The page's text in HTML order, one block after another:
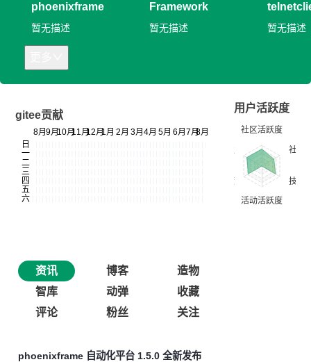
phoenixframe
暂无描述
Framework
暂无描述 暂无描述
gitee贡献
用户活跃度
资讯 博客
造物
智库
动弹
收藏
评论
粉丝 关注
phoenixframe 自动化平台 1.5.0 全新发布